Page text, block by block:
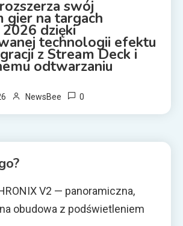
swój
gier na targach
dzięki
technologii efektu
z Stream Deck i
odtwarzaniu
NewsBee 0
V2 — panoramiczna,
obudowa z podświetleniem